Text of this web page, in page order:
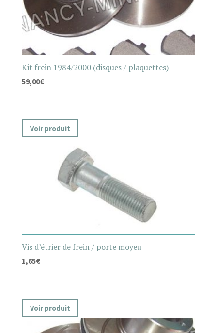
Kit frein 1984/2000 (disques / plaquettes)
59,00€
Voir produit
Vis d’étrier de frein / porte moyeu
1,65€
Voir produit